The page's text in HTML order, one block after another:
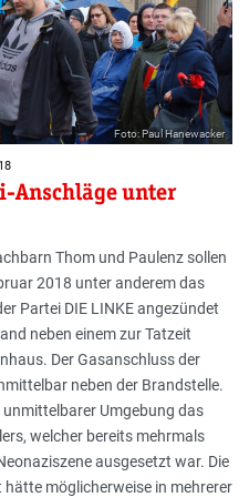
Foto: Paul Hanewacker
Anschläge unter
Thom und Paulenz sollen
2018 unter anderem das
Partei DIE LINKE angezündet
neben einem zur Tatzeit
Der Gasanschluss der
neben der Brand­stelle.
Umgebung das
welcher bereits mehrmals
ausgesetzt war. Die
hätte möglicherweise in mehrerer